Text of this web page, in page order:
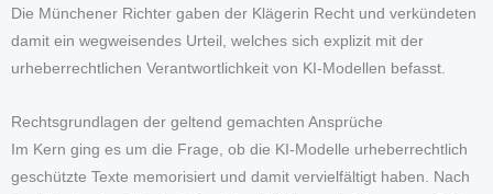
Die Münchener Richter gaben der Klägerin Recht und verkündeten
damit ein wegweisendes Urteil, welches sich explizit mit der
urheberrechtlichen Verantwortlichkeit von KI-Modellen befasst.
Rechtsgrundlagen der geltend gemachten Ansprüche
Im Kern ging es um die Frage, ob die KI-Modelle urheberrechtlich
geschützte Texte memorisiert und damit vervielfältigt haben. Nach